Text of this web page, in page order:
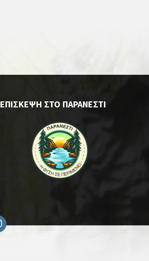
ΕΠΙΣΚΕΨΗ ΣΤΟ ΠΑΡΑΝΕΣΤΙ